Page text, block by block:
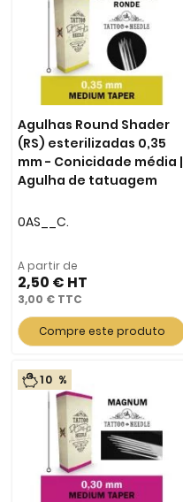
Agulhas Round Shader
(RS) esterilizadas 0,35
mm - Conicidade média |
Agulha de tatuagem
0AS__C.
A partir de
2,50 €
3,00 €
Compre este produto
10 %